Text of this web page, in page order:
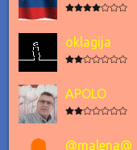
oklagija
APOLO
@malena@